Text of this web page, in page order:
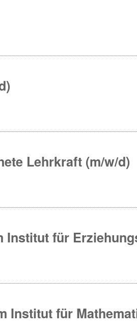
Lehrkraft (m/w/d)
Institut für
Institut für